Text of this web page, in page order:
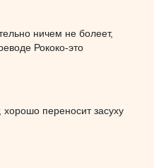
ничем не болеет,
Рококо-это
переносит засуху